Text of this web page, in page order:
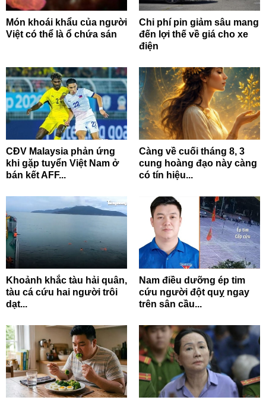
Món khoái khẩu của người
Việt có thể là ổ chứa sán
Chi phí pin giảm sâu mang
đến lợi thế về giá cho xe
điện
CĐV Malaysia phản ứng
khi gặp tuyển Việt Nam ở
bán kết AFF...
Càng về cuối tháng 8, 3
cung hoàng đạo này càng
có tín hiệu...
Khoảnh khắc tàu hải quân,
tàu cá cứu hai người trôi
dạt...
Nam điều dưỡng ép tim
cứu người đột quỵ ngay
trên sân cầu...